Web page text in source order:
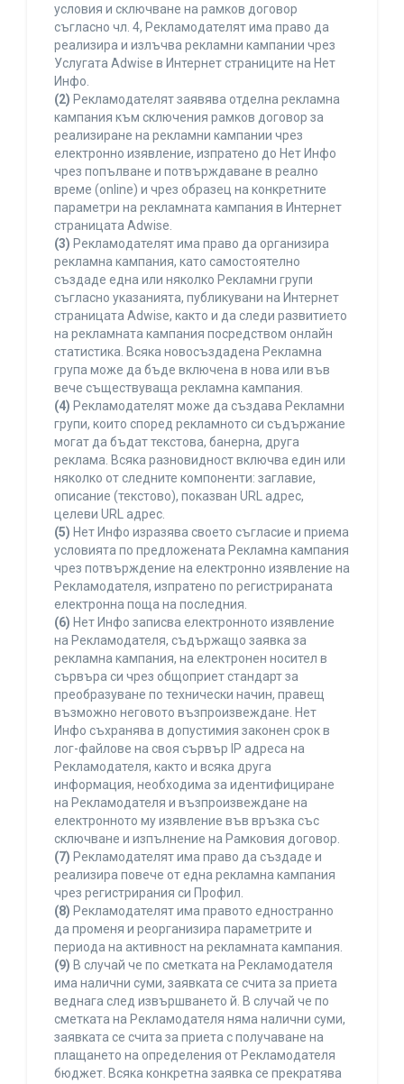
условия и сключване на рамков договор
съгласно чл. 4, Рекламодателят има право да
реализира и излъчва рекламни кампании чрез
Услугата Adwise в Интернет страниците на Нет
Инфо.
(2) Рекламодателят заявява отделна рекламна
кампания към сключения рамков договор за
реализиране на рекламни кампании чрез
електронно изявление, изпратено до Нет Инфо
чрез попълване и потвърждаване в реално
време (online) и чрез образец на конкретните
параметри на рекламната кампания в Интернет
страницата Adwise.
(3) Рекламодателят има право да организира
рекламна кампания, като самостоятелно
създаде една или няколко Рекламни групи
съгласно указанията, публикувани на Интернет
страницата Adwise, както и да следи развитието
на рекламната кампания посредством онлайн
статистика. Всяка новосъздадена Рекламна
група може да бъде включена в нова или във
вече съществуваща рекламна кампания.
(4) Рекламодателят може да създава Рекламни
групи, които според рекламното си съдържание
могат да бъдат текстова, банерна, друга
реклама. Всяка разновидност включва един или
няколко от следните компоненти: заглавие,
описание (текстово), показван URL адрес,
целеви URL адрес.
(5) Нет Инфо изразява своето съгласие и приема
условията по предложената Рекламна кампания
чрез потвърждение на електронно изявление на
Рекламодателя, изпратено по регистрираната
електронна поща на последния.
(6) Нет Инфо записва електронното изявление
на Рекламодателя, съдържащо заявка за
рекламна кампания, на електронен носител в
сървъра си чрез общоприет стандарт за
преобразуване по технически начин, правещ
възможно неговото възпроизвеждане. Нет
Инфо съхранява в допустимия законен срок в
лог-файлове на своя сървър IP адреса на
Рекламодателя, както и всяка друга
информация, необходима за идентифициране
на Рекламодателя и възпроизвеждане на
електронното му изявление във връзка със
сключване и изпълнение на Рамковия договор.
(7) Рекламодателят има право да създаде и
реализира повече от една рекламна кампания
чрез регистрирания си Профил.
(8) Рекламодателят има правото едностранно
да променя и реорганизира параметрите и
периода на активност на рекламната кампания.
(9) В случай че по сметката на Рекламодателя
има налични суми, заявката се счита за приета
веднага след извършването й. В случай че по
сметката на Рекламодателя няма налични суми,
заявката се счита за приета с получаване на
плащането на определения от Рекламодателя
бюджет. Всяка конкретна заявка се прекратява